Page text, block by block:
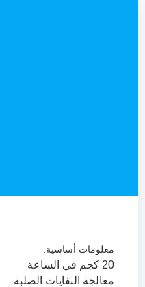
معلومات أساسية.
20 كجم في الساعة
معالجة النفايات الصلبة